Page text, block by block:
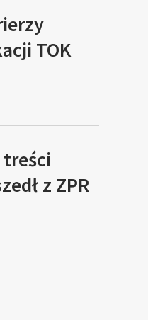
TOK
z ZPR